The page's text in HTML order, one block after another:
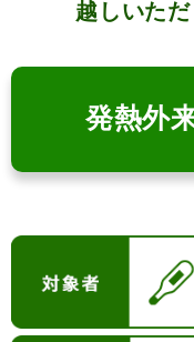
越しいただ
発熱外